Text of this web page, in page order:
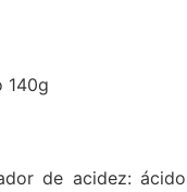
140g
de acidez: ácido